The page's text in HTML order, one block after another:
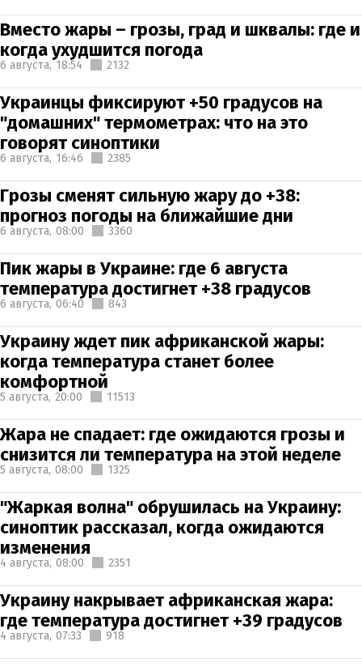
Вместо жары – грозы, град и шквалы: где и
когда ухудшится погода
6 августа, 18:54 2132
Украинцы фиксируют +50 градусов на
"домашних" термометрах: что на это
говорят синоптики
6 августа, 16:46 2385
Грозы сменят сильную жару до +38:
прогноз погоды на ближайшие дни
6 августа, 08:00 3360
Пик жары в Украине: где 6 августа
температура достигнет +38 градусов
6 августа, 06:40 843
Украину ждет пик африканской жары:
когда температура станет более
комфортной
5 августа, 20:00 11513
Жара не спадает: где ожидаются грозы и
снизится ли температура на этой неделе
5 августа, 08:00 1325
"Жаркая волна" обрушилась на Украину:
синоптик рассказал, когда ожидаются
изменения
4 августа, 08:00 2351
Украину накрывает африканская жара:
где температура достигнет +39 градусов
4 августа, 07:33 918